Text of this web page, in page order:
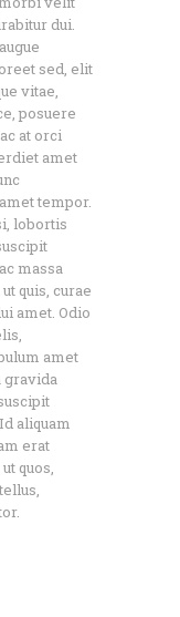
dui.
sed, elit
vitae,
posuere
at orci
amet
tempor.
lobortis
massa
quis, curae
amet. Odio
amet
gravida
aliquam
erat
quos,